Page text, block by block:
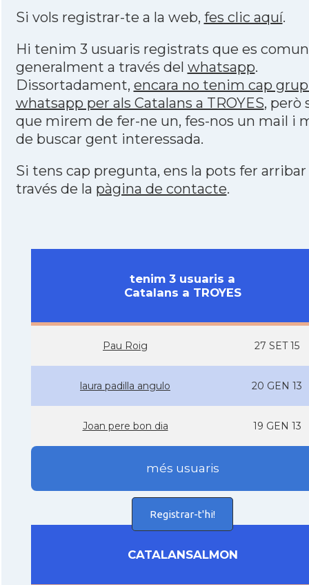
Si vols registrar-te a la web, fes clic aquí.
Hi tenim 3 usuaris registrats que es
generalment a través del whatsapp.
Dissortadament, encara no tenim cap
whatsapp per als Catalans a TROYES, però
que mirem de fer-ne un, fes-nos un mail i
de buscar gent interessada.
Si tens cap pregunta, ens la pots fer arribar
través de la pàgina de contacte.
tenim 3 usuaris a
Catalans a TROYES
Pau Roig 27 SET 15
laura padilla angulo 20 GEN 13
Joan pere bon dia 19 GEN 13
més usuaris
Registrar-t'hi!
CATALANSALMON